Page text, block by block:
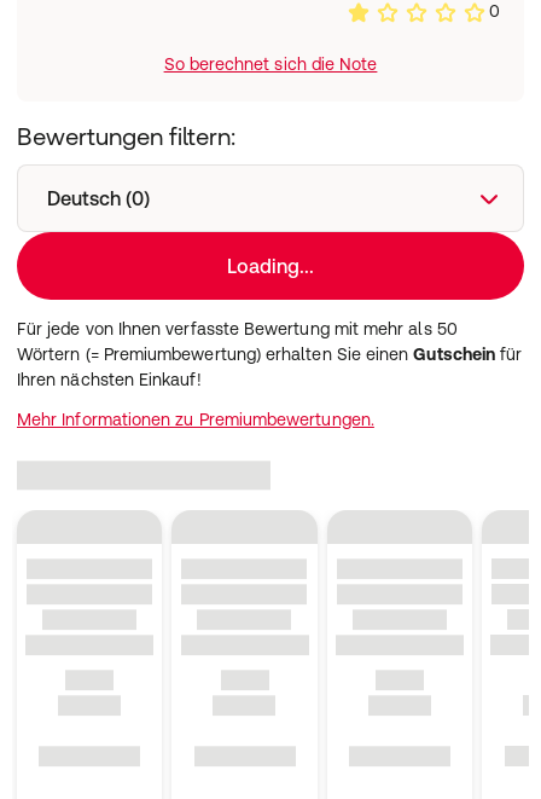
0
So berechnet sich die Note
Bewertungen filtern:
Deutsch (0)
Loading...
Für jede von Ihnen verfasste Bewertung mit mehr als 50
Wörtern (= Premiumbewertung) erhalten Sie einenGutschein für
Ihren nächsten Einkauf!
Mehr Informationen zu Premiumbewertungen.